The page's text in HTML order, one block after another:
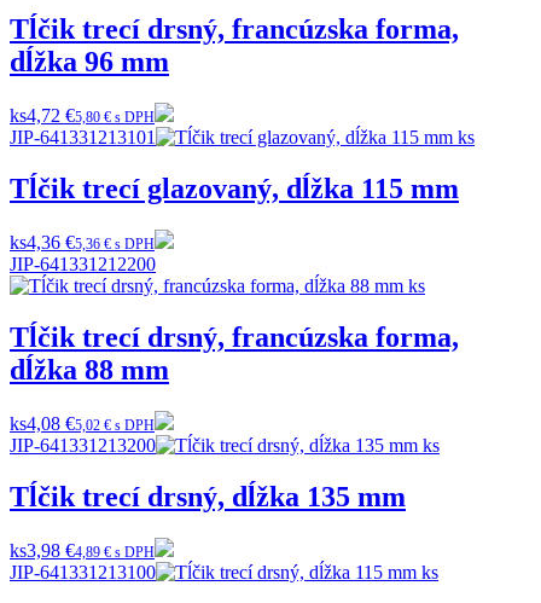
Tĺčik trecí drsný, francúzska forma,
dĺžka 96 mm
ks4,72 €5,80 € s DPH
JIP-641331213101
Tĺčik trecí glazovaný, dĺžka 115 mm
ks4,36 €5,36 € s DPH
JIP-641331212200
Tĺčik trecí drsný, francúzska forma,
dĺžka 88 mm
ks4,08 €5,02 € s DPH
JIP-641331213200
Tĺčik trecí drsný, dĺžka 135 mm
ks3,98 €4,89 € s DPH
JIP-641331213100